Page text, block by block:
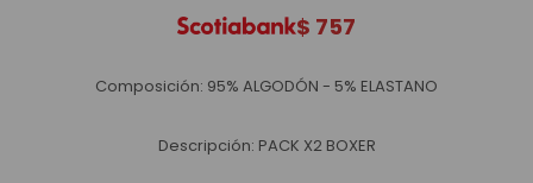
$ 757
Composición: 95% ALGODÓN - 5% ELASTANO
Descripción: PACK X2 BOXER